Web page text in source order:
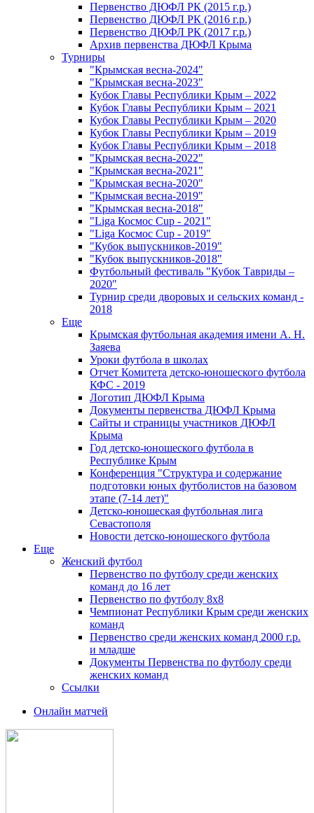
Первенство ДЮФЛ РК (2015 г.р.)
Первенство ДЮФЛ РК (2016 г.р.)
Первенство ДЮФЛ РК (2017 г.р.)
Архив первенства ДЮФЛ Крыма
Турниры
"Крымская весна-2024"
"Крымская весна-2023"
Кубок Главы Республики Крым – 2022
Кубок Главы Республики Крым – 2021
Кубок Главы Республики Крым – 2020
Кубок Главы Республики Крым – 2019
Кубок Главы Республики Крым – 2018
"Крымская весна-2022"
"Крымская весна-2021"
"Крымская весна-2020"
"Крымская весна-2019"
"Крымская весна-2018"
"Liga Космос Cup - 2021"
"Liga Космос Cup - 2019"
"Кубок выпускников-2019"
"Кубок выпускников-2018"
Футбольный фестиваль "Кубок Тавриды –
2020"
Турнир среди дворовых и сельских команд -
2018
Еще
Крымская футбольная академия имени А. Н.
Заяева
Уроки футбола в школах
Отчет Комитета детско-юношеского футбола
КФС - 2019
Логотип ДЮФЛ Крыма
Документы первенства ДЮФЛ Крыма
Сайты и страницы участников ДЮФЛ
Крыма
Год детско-юношеского футбола в
Республике Крым
Конференция "Структура и содержание
подготовки юных футболистов на базовом
этапе (7-14 лет)"
Детско-юношеская футбольная лига
Севастополя
Новости детско-юношеского футбола
Еще
Женский футбол
Первенство по футболу среди женских
команд до 16 лет
Первенство по футболу 8х8
Чемпионат Республики Крым среди женских
команд
Первенство среди женских команд 2000 г.р.
и младше
Документы Первенства по футболу среди
женских команд
Ссылки
Онлайн матчей